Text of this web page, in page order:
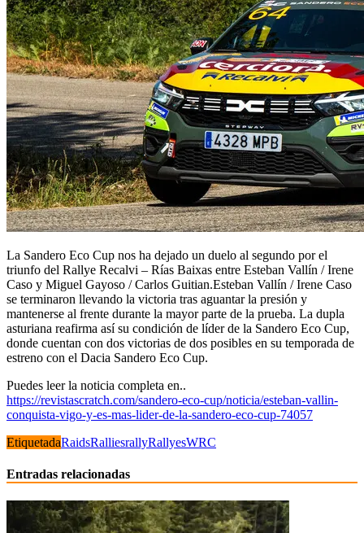
La Sandero Eco Cup nos ha dejado un duelo al segundo por el
triunfo del Rallye Recalvi – Rías Baixas entre Esteban Vallín / Irene
Caso y Miguel Gayoso / Carlos Guitian.Esteban Vallín / Irene Caso
se terminaron llevando la victoria tras aguantar la presión y
mantenerse al frente durante la mayor parte de la prueba. La dupla
asturiana reafirma así su condición de líder de la Sandero Eco Cup,
donde cuentan con dos victorias de dos posibles en su temporada de
estreno con el Dacia Sandero Eco Cup.
Puedes leer la noticia completa en..
https://revistascratch.com/sandero-eco-cup/noticia/esteban-vallin-
conquista-vigo-y-es-mas-lider-de-la-sandero-eco-cup-74057
EtiquetadaRaidsRalliesrallyRallyesWRC
Entradas relacionadas